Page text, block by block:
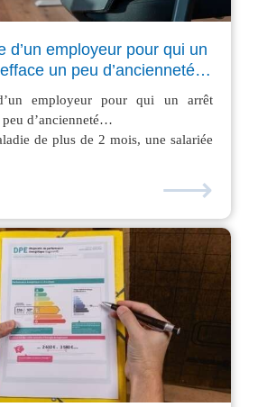
d’un employeur pour qui un
un peu d’ancienneté…
employeur pour qui un arrêt
d’ancienneté…
de plus de 2 mois, une salariée
⟶